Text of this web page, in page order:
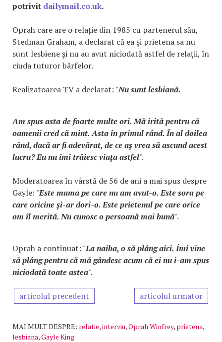
potrivit dailymail.co.uk.
Oprah care are o relaţie din 1985 cu partenerul său,
Stedman Graham, a declarat că ea şi prietena sa nu
sunt lesbiene şi nu au avut niciodată astfel de relaţii, în
ciuda tuturor bârfelor.
Realizatoarea TV a declarat: "Nu sunt lesbiană.
Am spus asta de foarte multe ori. Mă irită pentru că
oamenii cred că mint. Asta în primul rând. În al doilea
rând, dacă ar fi adevărat, de ce aş vrea să ascund acest
lucru? Eu nu îmi trăiesc viaţa astfel".
Moderatoarea în vârstă de 56 de ani a mai spus despre
Gayle: "Este mama pe care nu am avut-o. Este sora pe
care oricine şi-ar dori-o. Este prietenul pe care orice
om îl merită. Nu cunosc o persoană mai bună".
Oprah a continuat: "La naiba, o să plâng aici. Îmi vine
să plâng pentru că mă gândesc acum că ei nu i-am spus
niciodată toate astea".
articolul precedent articolul urmator
MAI MULT DESPRE: relatie,interviu,Oprah Winfrey, prietena,
lesbiana,Gayle King